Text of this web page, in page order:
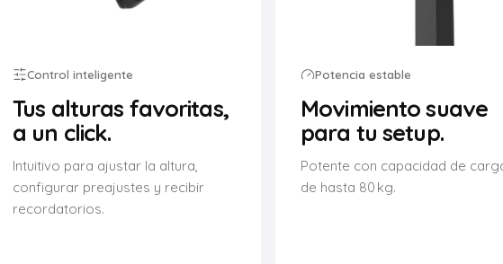
Control inteligente
Tus alturas favoritas,
a un click.
Intuitivo para ajustar la altura,
configurar preajustes y recibir
recordatorios.
Potencia estable
Movimiento suave
para tu setup.
Potente con capacidad de
de hasta 80 kg.